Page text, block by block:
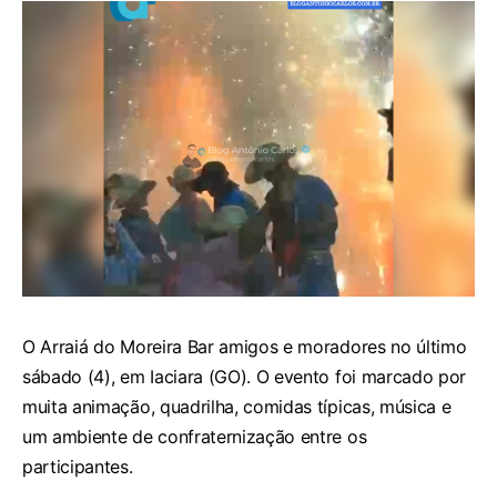
O Arraiá do Moreira Bar amigos e moradores no último
sábado (4), em Iaciara (GO). O evento foi marcado por
muita animação, quadrilha, comidas típicas, música e
um ambiente de confraternização entre os
participantes.